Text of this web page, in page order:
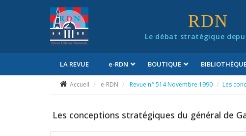
RDN
Le débat stratégique
LA REVUE e-RDN BOUTIQUE
Accueil e-RDN Revue n° 514 Novembre 1990 Les
Les conceptions stratégiques du général de